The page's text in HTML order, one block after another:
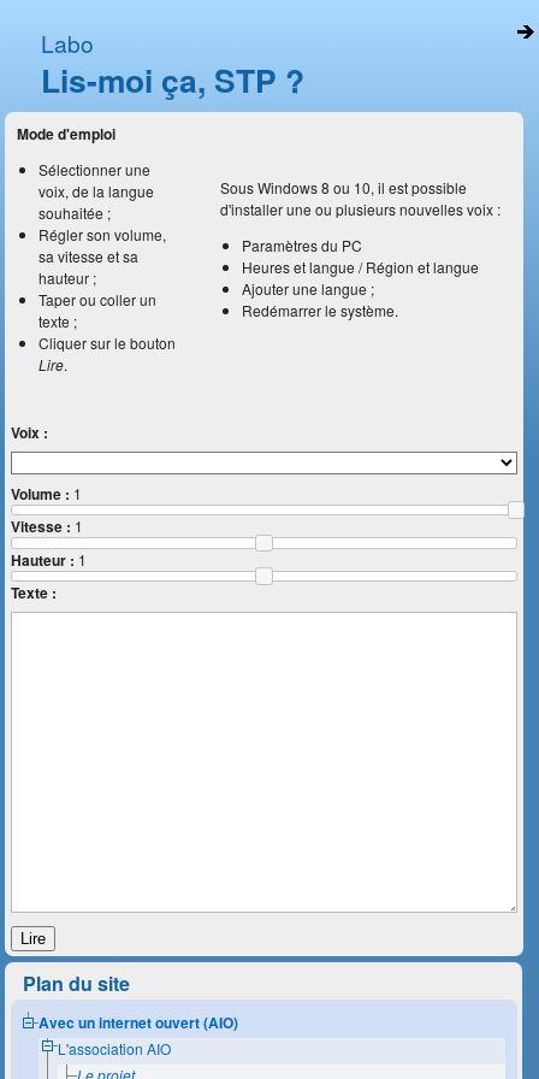
Labo
Lis-moi ça, STP ?
Mode d'emploi
Sélectionner une
voix, de la langue
souhaitée ;
Régler son volume,
sa vitesse et sa
hauteur ;
Taper ou coller un
texte ;
Cliquer sur le bouton
Lire.
Sous Windows 8 ou 10, il est possible
d'installer une ou plusieurs nouvelles voix :
Paramètres du PC
Heures et langue / Région et langue
Ajouter une langue ;
Redémarrer le système.
Voix :
Volume : 1
Vitesse : 1
Hauteur : 1
Texte :
Lire
Plan du site
Avec un internet ouvert (AIO)
L'association AIO
Le projet